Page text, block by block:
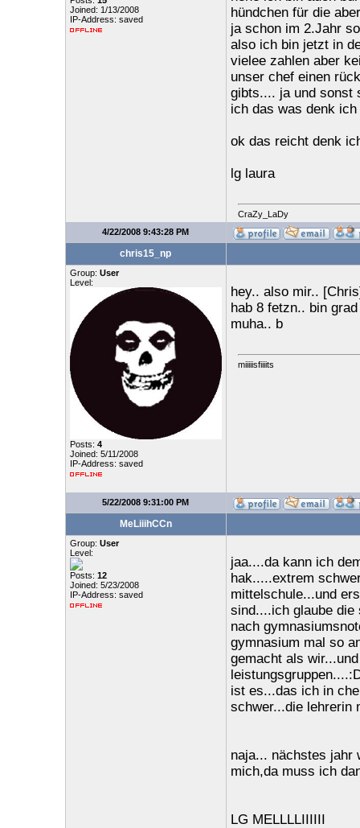
Joined: 1/13/2008
IP-Address: saved
hündchen für die
ja schon im 2.Jahr
also ich bin jetzt in
vielee zahlen aber
unser chef einen
gibts.... ja und sonst
ich das was denk
ok das reicht denk
lg laura
CraZy_LaDy
4/22/2008 9:43:28 PM
chris15_np
Group: User
Level:
Posts: 4
Joined: 5/11/2008
IP-Address: saved
hey.. also mir..
hab 8 fetzn.. bin
muha.. b
miiiiisfiiiits
5/22/2008 9:31:00 PM
MeLiiihCCn
Group: User
Level:
Posts: 12
Joined: 5/23/2008
IP-Address: saved
jaa....da kann ich
hak.....extrem
mittelschule...und
sind....ich glaube die
nach
gymnasium mal so
gemacht als
ist es...das ich in
schwer...die lehrerin
naja... nächstes jahr
mich,da muss ich
LG MELLLLIIIIII